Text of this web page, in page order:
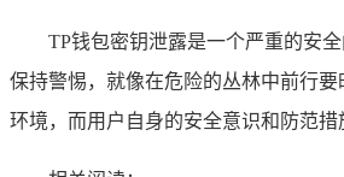
TP钱包密钥泄露是一个严重的安
保持警惕，就像在危险的丛林中前行
环境，而用户自身的安全意识和防范